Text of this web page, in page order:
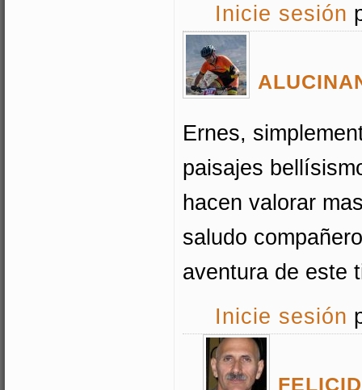
Inicie sesión
Ernes,
paisajes
hacen valorar
saludo
aventura de este
Inicie sesión